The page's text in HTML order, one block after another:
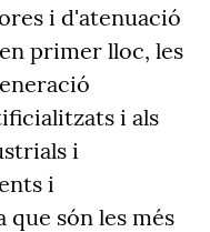
i d'atenuació
primer lloc, les
i als
i
i
són les més